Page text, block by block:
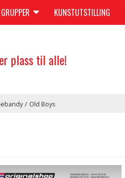
GRUPPER KUNSTUTSTILLING
plass til alle!
/ Old Boys